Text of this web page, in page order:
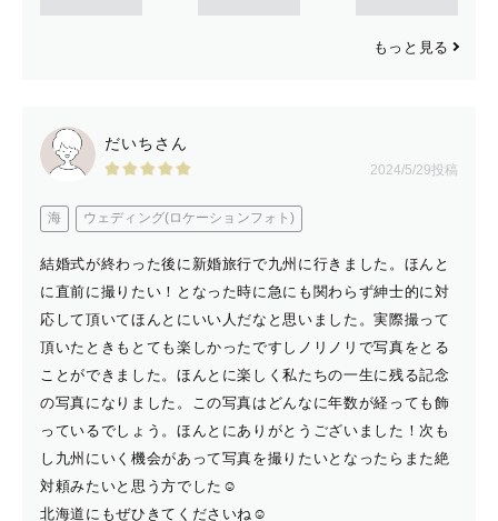
もっと見る
だいちさん
2024/5/29投稿
海 ウェディング(ロケーションフォト)
結婚式が終わった後に新婚旅行で九州に行きました。ほんと
に直前に撮りたい！となった時に急にも関わらず紳士的に対
応して頂いてほんとにいい人だなと思いました。実際撮って
頂いたときもとても楽しかったですしノリノリで写真をとる
ことができました。ほんとに楽しく私たちの一生に残る記念
の写真になりました。この写真はどんなに年数が経っても飾
っているでしょう。ほんとにありがとうございました！次も
し九州にいく機会があって写真を撮りたいとなったらまた絶
対頼みたいと思う方でした☺️
北海道にもぜひきてくださいね☺️